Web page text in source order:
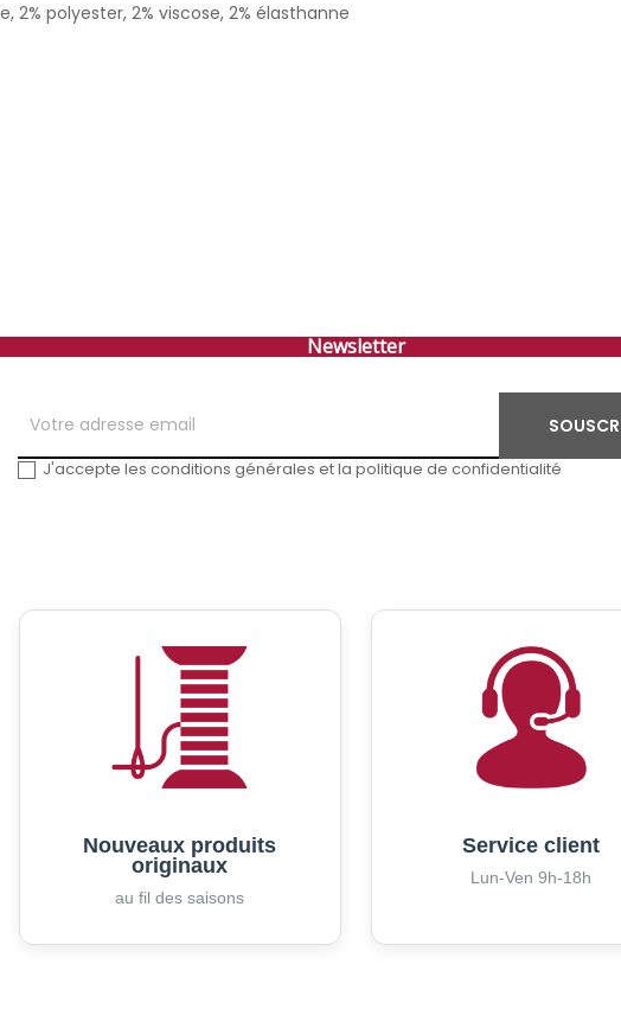
2% polyester, 2% viscose, 2% élasthanne
Newsletter
J'accepte les conditions générales et la politique de confidentialité
Nouveaux produits
originaux
au fil des saisons
Service client
Lun-Ven 9h-18h